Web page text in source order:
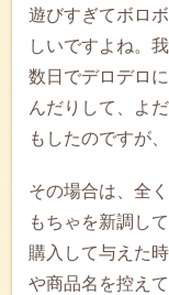
遊びすぎてボロ
しいですよね。
数日でデロデロ
んだりして、よ
もしたのですが
その場合は、全
もちゃを新調し
購入して与えた
や商品名を控え